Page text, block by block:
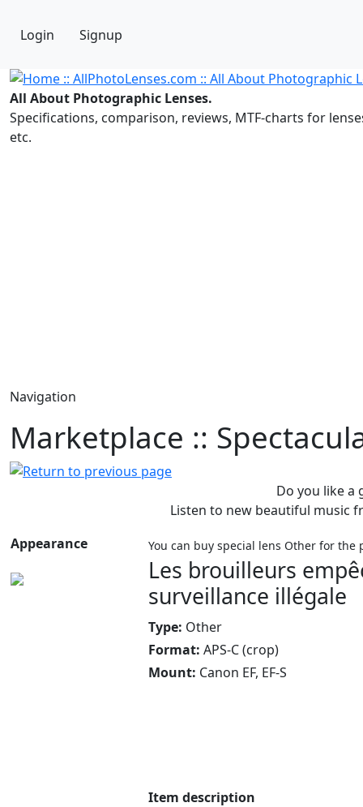
Login Signup
All About Photographic Lenses.
Specifications, comparison, reviews, MTF-charts for
etc.
Navigation
Marketplace ::
Do you like a
Listen to new beautiful music
Appearance
You can buy special lens Other for the
Les brouilleurs
surveillance illégale
Type: Other
Format: APS-C (crop)
Mount: Canon EF, EF-S
Item description